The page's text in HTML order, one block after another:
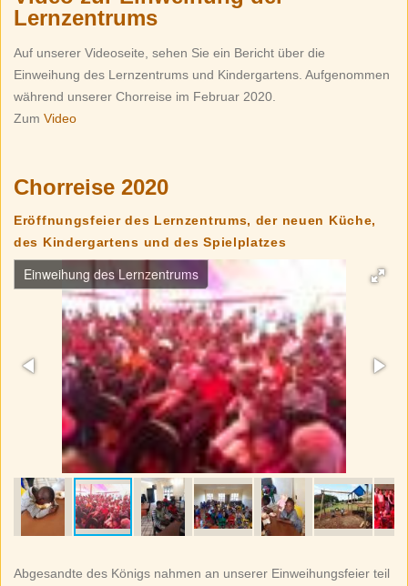
Lernzentrums
Auf unserer Videoseite, sehen Sie ein Bericht über die
Einweihung des Lernzentrums und Kindergartens. Aufgenommen
während unserer Chorreise im Februar 2020.
Zum Video
Chorreise 2020
Eröffnungsfeier des Lernzentrums, der neuen Küche,
des Kindergartens und des Spielplatzes
Computerraum für die Gymnasiast*innen
Abgesandte des Königs nahmen an unserer Einweihungsfeier teil